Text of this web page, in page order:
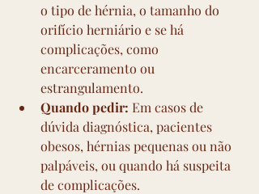
o tipo de hérnia, o tamanho do
orifício herniário e se há
complicações, como
encarceramento ou
estrangulamento.
Quando pedir: Em casos de
dúvida diagnóstica, pacientes
obesos, hérnias pequenas ou não
palpáveis, ou quando há suspeita
de complicações.